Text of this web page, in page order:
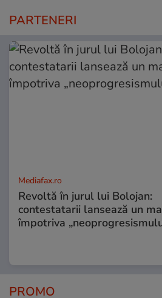
PARTENERI
Mediafax.ro
Revoltă în jurul lui Bolojan:
contestatarii lansează un
împotriva
PROMO